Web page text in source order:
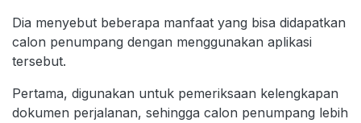
Dia menyebut beberapa manfaat yang bisa didapatkan
calon penumpang dengan menggunakan aplikasi
tersebut.
Pertama, digunakan untuk pemeriksaan kelengkapan
dokumen perjalanan, sehingga calon penumpang lebih